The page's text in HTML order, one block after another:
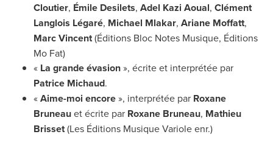
Cloutier, Émile Desilets, Adel Kazi Aoual, Clément
Langlois Légaré, Michael Mlakar, Ariane Moffatt,
Marc Vincent(Éditions Bloc Notes Musique, Éditions
Mo Fat)
« La grande évasion», écrite et interprétée par
Patrice Michaud.
«Aime-moi encore», interprétée par Roxane
Bruneauet écrite par Roxane Bruneau, Mathieu
Brisset(Les Éditions Musique Variole enr.)